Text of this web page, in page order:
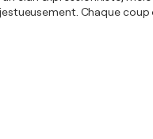
Chaque